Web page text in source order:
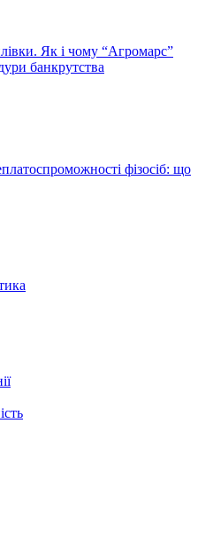
Як і чому “Агромарс”
банкрутства
фізосіб: що